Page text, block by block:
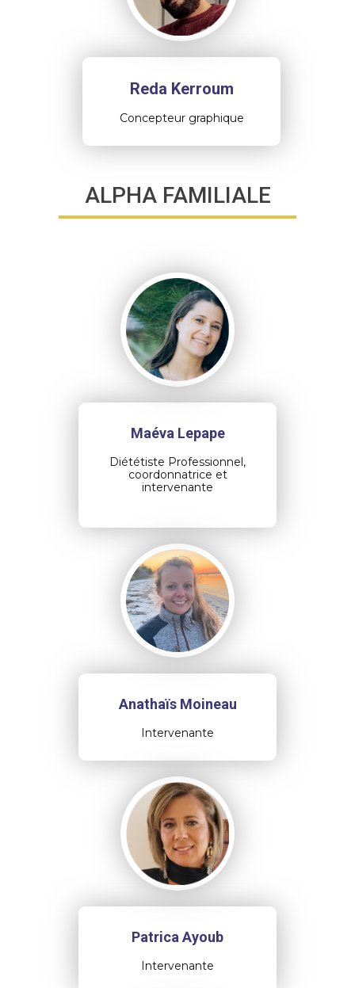
Reda Kerroum
Concepteur graphique
ALPHA FAMILIALE
Maéva Lepape
Diététiste Professionnel,
coordonnatrice et
intervenante
Anathaïs Moineau
Intervenante
Patrica Ayoub
Intervenante